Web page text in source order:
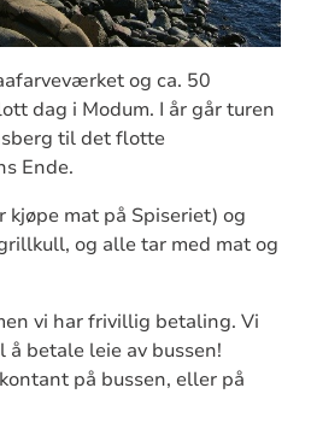
og ca. 50
dag i Modum. I år går turen
til det flotte
Ende.
kjøpe mat på Spiseriet) og
og alle tar med mat og
vi har frivillig betaling. Vi
betale leie av bussen!
på bussen, eller på